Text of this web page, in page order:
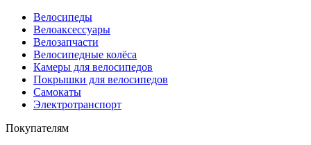
Велосипеды
Велоаксессуары
Велозапчасти
Велосипедные колёса
Камеры для велосипедов
Покрышки для велосипедов
Самокаты
Электротранспорт
Покупателям